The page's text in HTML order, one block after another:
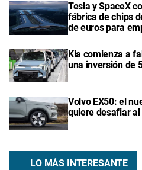
Tesla y SpaceX
fábrica de chips
de euros para
Kia comienza a
una inversión de
Volvo EX50: el
quiere desafiar al
LO MÁS INTERESANTE